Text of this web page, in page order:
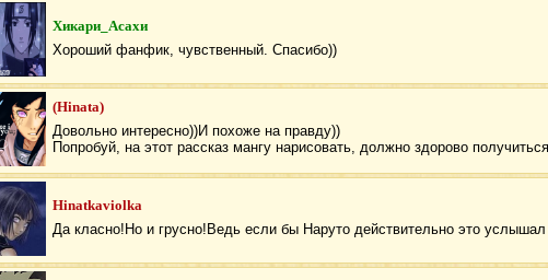
Хикари_Асахи
Хороший фанфик, чувственный. Спасибо))
(Hinata)
Довольно интересно))И похоже на правду))
Попробуй, на этот рассказ мангу нарисовать, должно здорово
Hinatkaviolka
Да класно!Но и грусно!Ведь если бы Наруто действительно это